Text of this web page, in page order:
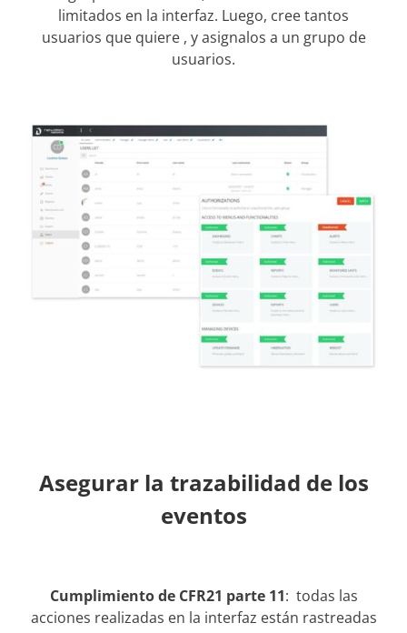
limitados en la interfaz. Luego, cree tantos
usuarios que quiere , y asignalos a un grupo de
usuarios.
Asegurar la trazabilidad de los
eventos
Cumplimiento de CFR21 parte 11: todas las
acciones realizadas en la interfaz están rastreadas